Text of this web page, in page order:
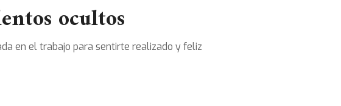
ocultos
en el trabajo para sentirte realizado y feliz